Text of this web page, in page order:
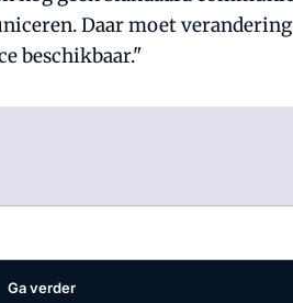
Daar moet
beschikbaar."
Ga verder